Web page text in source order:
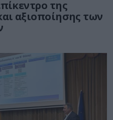
της
αξιοποίησης των